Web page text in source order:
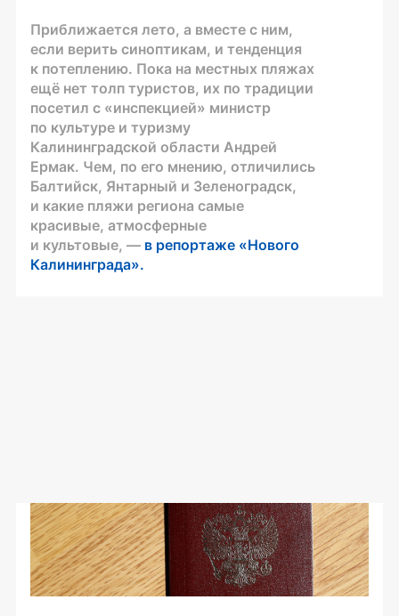
Приближается лето, а вместе с ним,
если верить синоптикам, и тенденция
к потеплению. Пока на местных пляжах
ещё нет толп туристов, их по традиции
посетил с «инспекцией» министр
по культуре и туризму
Калининградской области Андрей
Ермак. Чем, по его мнению, отличились
Балтийск, Янтарный и Зеленоградск,
и какие пляжи региона самые
красивые, атмосферные
и культовые, — в репортаже «Нового
Калининграда».